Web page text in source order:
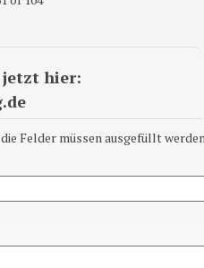
jetzt hier:
die Felder müssen ausgefüllt